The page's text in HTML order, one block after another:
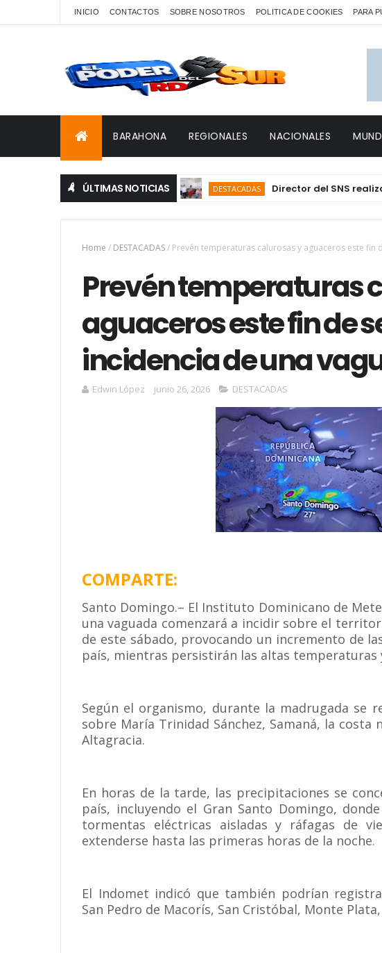
INICIO CONTACTOS SOBRE NOSOTROS POLITICA DE COOKIES PARA
BARAHONA REGIONALES NACIONALES
ÚLTIMAS NOTICIAS DESTACADAS Director del SNS realiza
Home / DESTACADAS/ Prevén temperaturas calurosas y aguaceros este fin
Prevén temperaturas
aguaceros este fin de
incidencia de una
Edwin López junio 26, 2026 DESTACADAS
COMPARTE:
Santo Domingo.– El Instituto Dominicano de
una vaguada comenzará a incidir sobre el
de este sábado, provocando un incremento de
país, mientras persistirán las altas temperaturas
Según el organismo, durante la madrugada se
sobre María Trinidad Sánchez, Samaná, la costa
Altagracia.
En horas de la tarde, las precipitaciones se
país, incluyendo el Gran Santo Domingo,
tormentas eléctricas aisladas y ráfagas de
extenderse hasta las primeras horas de la noche.
El Indomet indicó que también podrían
San Pedro de Macorís, San Cristóbal, Monte Plata,